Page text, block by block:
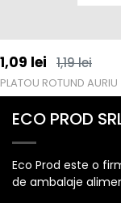
1,09 lei 1,19lei
PLATOU ROTUND
ECO PROD
Eco Prod este o
de ambalaje